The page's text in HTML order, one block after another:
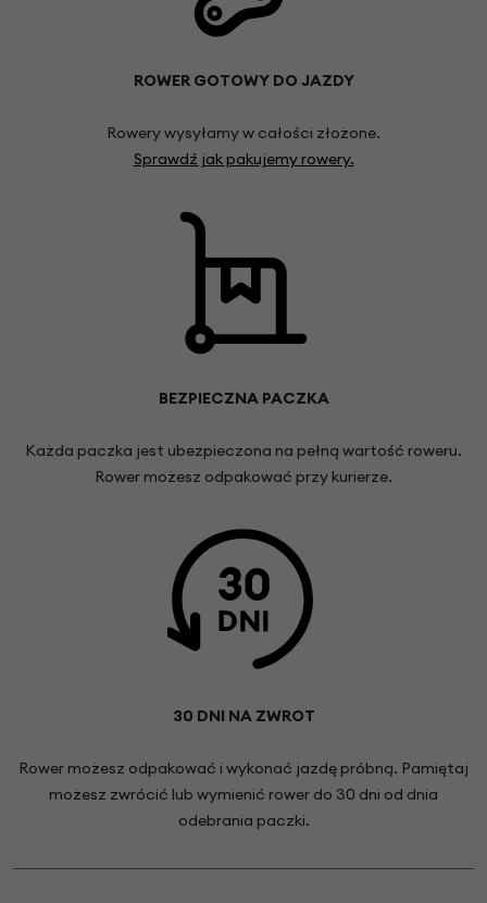
ROWER GOTOWY DO JAZDY
Rowery wysyłamy w całości złożone.
Sprawdź jak pakujemy rowery.
BEZPIECZNA PACZKA
Każda paczka jest ubezpieczona na pełną wartość roweru.
Rower możesz odpakować przy kurierze.
30 DNI NA ZWROT
Rower możesz odpakować i wykonać jazdę próbną. Pamiętaj
możesz zwrócić lub wymienić rower do 30 dni od dnia
odebrania paczki.